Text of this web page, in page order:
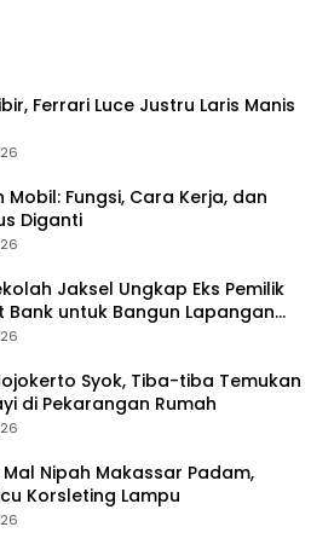
Ferrari Luce Justru Laris Manis
Mobil: Fungsi, Cara Kerja, dan
Diganti
Jaksel Ungkap Eks Pemilik
Bank untuk Bangun Lapangan
Syok, Tiba-tiba Temukan
di Pekarangan Rumah
Nipah Makassar Padam,
Korsleting Lampu